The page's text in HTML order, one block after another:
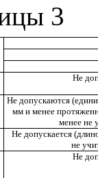
3
Не
Не допускаются
мм и менее
менее не
Не допускается
не
Не